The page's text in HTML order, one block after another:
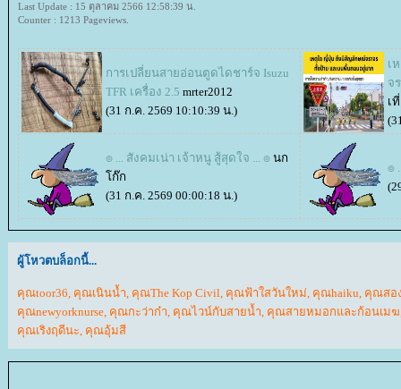
Last Update : 15 ตุลาคม 2566 12:58:39 น.
Counter : 1213 Pageviews.
การเปลี่ยนสายอ่อนตูดไดชาร์จ Isuzu
TFR เครื่อง 2.5 mrter2012
(31 ก.ค. 2569 10:10:39 น.)
เ
จ
เ
๏ ... สังคมเน่า เจ้าหนู สู้สุดใจ ... ๏ นก
ก๊ก
(31 ก.ค. 2569 00:00:18 น.)
๏
ผู้โหวตบล็อกนี้...
คุณtoor36, คุณเนินน้ำ, คุณThe Kop Civil, คุณฟ้าใสวันใหม่, คุณhaiku, คุณสอ
คุณnewyorknurse, คุณกะว่าก๋า, คุณไวน์กับสายน้ำ, คุณสายหมอกและก้อนเมฆ
คุณเริงฤดีนะ, คุณอุ้มสี